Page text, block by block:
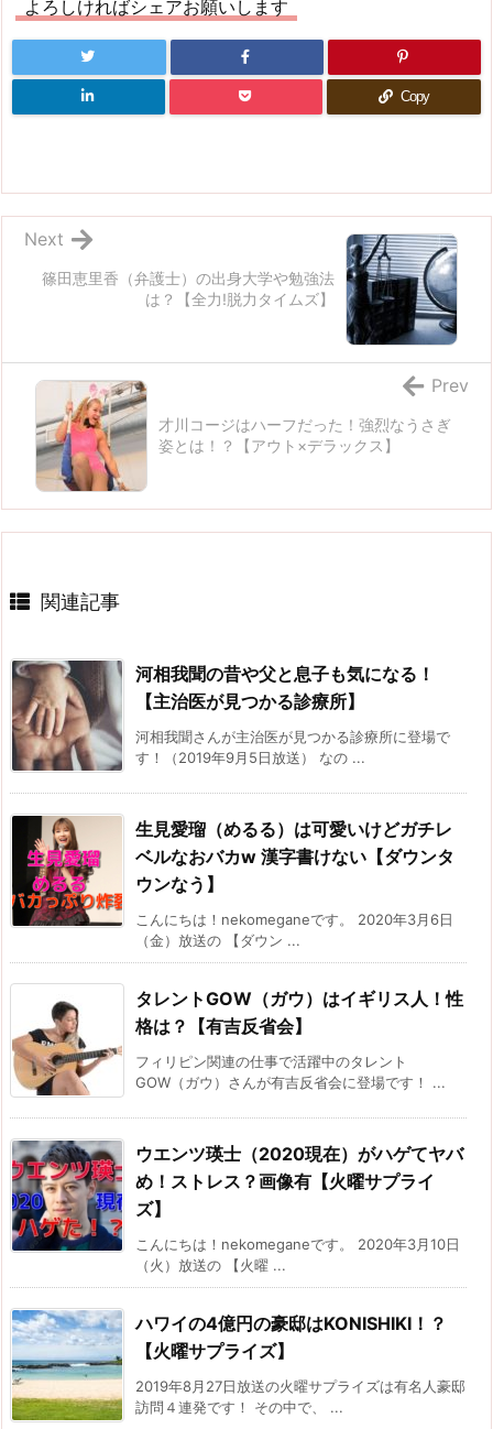
よろしければシェアお願いします
Copy
篠田恵里香（弁護士）の出身大学や勉強法
は？【全力!脱力タイムズ】
Next
才川コージはハーフだった！強烈なうさぎ
姿とは！？【アウト×デラックス】
Prev
関連記事
河相我聞の昔や父と息子も気になる！
【主治医が見つかる診療所】
河相我聞さんが主治医が見つかる診療所に登場で
す！（2019年9月5日放送） なの ...
生見愛瑠（めるる）は可愛いけどガチレ
ベルなおバカw 漢字書けない【ダウンタ
ウンなう】
こんにちは！nekomeganeです。 2020年3月6日
（金）放送の 【ダウン ...
タレントGOW（ガウ）はイギリス人！性
格は？【有吉反省会】
フィリピン関連の仕事で活躍中のタレント
GOW（ガウ）さんが有吉反省会に登場です！ ...
ウエンツ瑛士（2020現在）がハゲてヤバ
め！ストレス？画像有【火曜サプライ
ズ】
こんにちは！nekomeganeです。 2020年3月10日
（火）放送の 【火曜 ...
ハワイの4億円の豪邸はKONISHIKI！？
【火曜サプライズ】
2019年8月27日放送の火曜サプライズは有名人豪邸
訪問４連発です！ その中で、 ...